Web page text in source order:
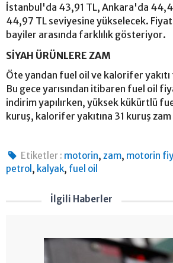
İstanbul'da 43,91 TL, Ankara'da
44,97 TL seviyesine yükselecek.
bayiler arasında farklılık gösteriyor.
SİYAH ÜRÜNLERE ZAM
Öte yandan fuel oil ve kalorifer
Bu gece yarısından itibaren fuel oil
indirim yapılırken, yüksek kükürtlü
kuruş, kalorifer yakıtına 31 kuruş zam
Etiketler : motorin, zam, motorin
petrol , kalyak, fuel oil
İlgili Haberler